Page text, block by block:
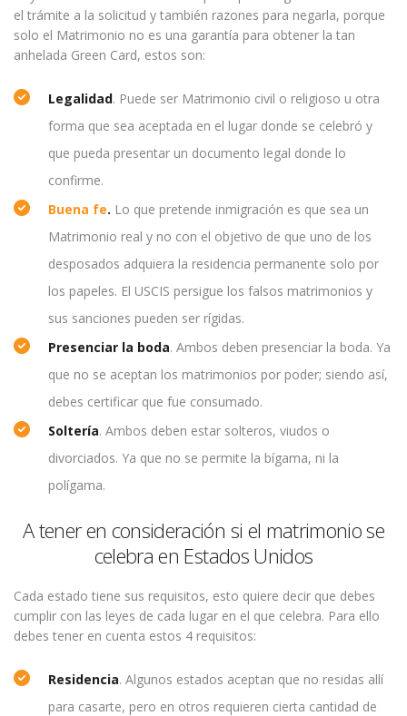
el trámite a la solicitud y también razones para negarla, porque
solo el Matrimonio no es una garantía para obtener la tan
anhelada Green Card, estos son:
Legalidad. Puede ser Matrimonio civil o religioso u otra
forma que sea aceptada en el lugar donde se celebró y
que pueda presentar un documento legal donde lo
confirme.
Buena fe. Lo que pretende inmigración es que sea un
Matrimonio real y no con el objetivo de que uno de los
desposados adquiera la residencia permanente solo por
los papeles. El USCIS persigue los falsos matrimonios y
sus sanciones pueden ser rígidas.
Presenciar la boda. Ambos deben presenciar la boda. Ya
que no se aceptan los matrimonios por poder; siendo así,
debes certificar que fue consumado.
Soltería. Ambos deben estar solteros, viudos o
divorciados. Ya que no se permite la bígama, ni la
polígama.
A tener en consideración si el matrimonio se
celebra en Estados Unidos
Cada estado tiene sus requisitos, esto quiere decir que debes
cumplir con las leyes de cada lugar en el que celebra. Para ello
debes tener en cuenta estos 4 requisitos:
Residencia. Algunos estados aceptan que no residas allí
para casarte, pero en otros requieren cierta cantidad de